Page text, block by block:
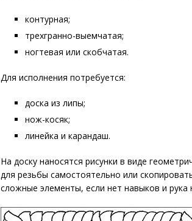
контурная;
трехгранно-выемчатая;
ногтевая или скобчатая.
Для исполнения потребуется:
доска из липы;
нож-косяк;
линейка и карандаш.
На доску наносятся рисунки в виде
для резьбы самостоятельно или
сложные элементы, если нет навыков и рука